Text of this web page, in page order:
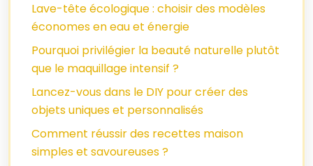
Lave-tête écologique : choisir des modèles
économes en eau et énergie
Pourquoi privilégier la beauté naturelle plutôt
que le maquillage intensif ?
Lancez-vous dans le DIY pour créer des
objets uniques et personnalisés
Comment réussir des recettes maison
simples et savoureuses ?